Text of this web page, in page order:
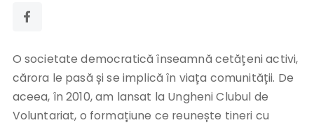
O societate democratică înseamnă cetățeni activi,
cărora le pasă și se implică în viața comunității. De
aceea, în 2010, am lansat la Ungheni Clubul de
Voluntariat, o formațiune ce reunește tineri cu